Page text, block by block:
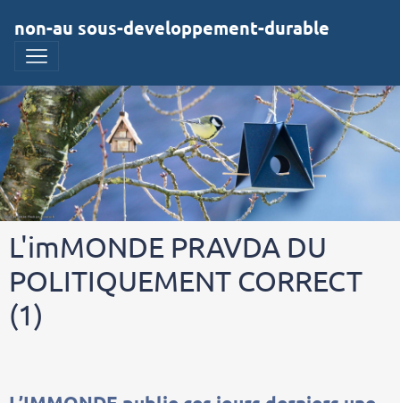
non-au sous-developpement-durable
L'imMONDE PRAVDA DU
POLITIQUEMENT CORRECT
(1)